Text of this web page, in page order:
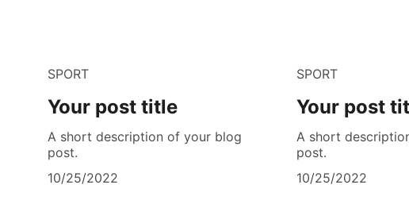
SPORT
Your post title
A short description of your blog
post.
10/25/2022
SPORT
Your post
A short
post.
10/25/2022